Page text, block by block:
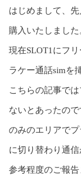
はじめまして、
購入いたしました
現在SLOT1にフ
ラケー通話simを
こちらの記事で
ないとあったの
のみのエリアで
に切り替わり通
参考程度のご報